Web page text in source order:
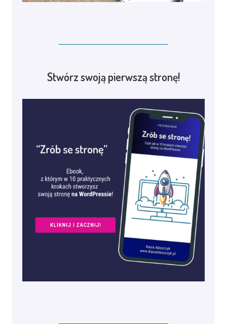
Stwórz swoją pierwszą stronę!